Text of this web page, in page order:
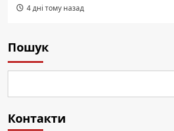
4 дні тому назад
Пошук
Контакти